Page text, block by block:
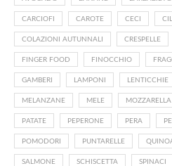
CARCIOFI CAROTE CECI
COLAZIONI AUTUNNALI CRESPELLE
FINGER FOOD FINOCCHIO
GAMBERI LAMPONI LENTICCHIE
MELANZANE MELE MOZZARELLA
PATATE PEPERONE PERA
POMODORI PUNTARELLE
SALMONE SCHISCETTA SPINACI